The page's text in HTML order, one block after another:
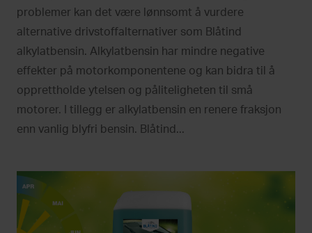
problemer kan det være lønnsomt å vurdere
alternative drivstoffalternativer som Blåtind
alkylatbensin. Alkylatbensin har mindre negative
effekter på motorkomponentene og kan bidra til å
opprettholde ytelsen og påliteligheten til små
motorer. I tillegg er alkylatbensin en renere fraksjon
enn vanlig blyfri bensin. Blåtind...